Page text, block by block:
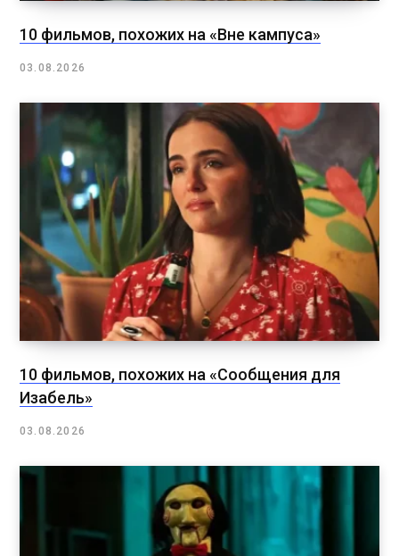
10 фильмов, похожих на «Вне кампуса»
03.08.2026
10 фильмов, похожих на «Сообщения для
Изабель»
03.08.2026